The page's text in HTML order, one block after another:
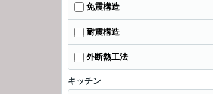
免震構造
耐震構造
外断熱工法
キッチン